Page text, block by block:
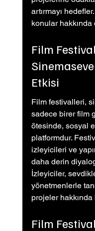
artırmayı
konular hakkında
Film
Etkisi
Film festivalleri,
sadece birer film
ötesinde, sosyal
platformdur.
izleyicileri ve
daha derin
İzleyiciler,
yönetmenlerle
projeler
Film